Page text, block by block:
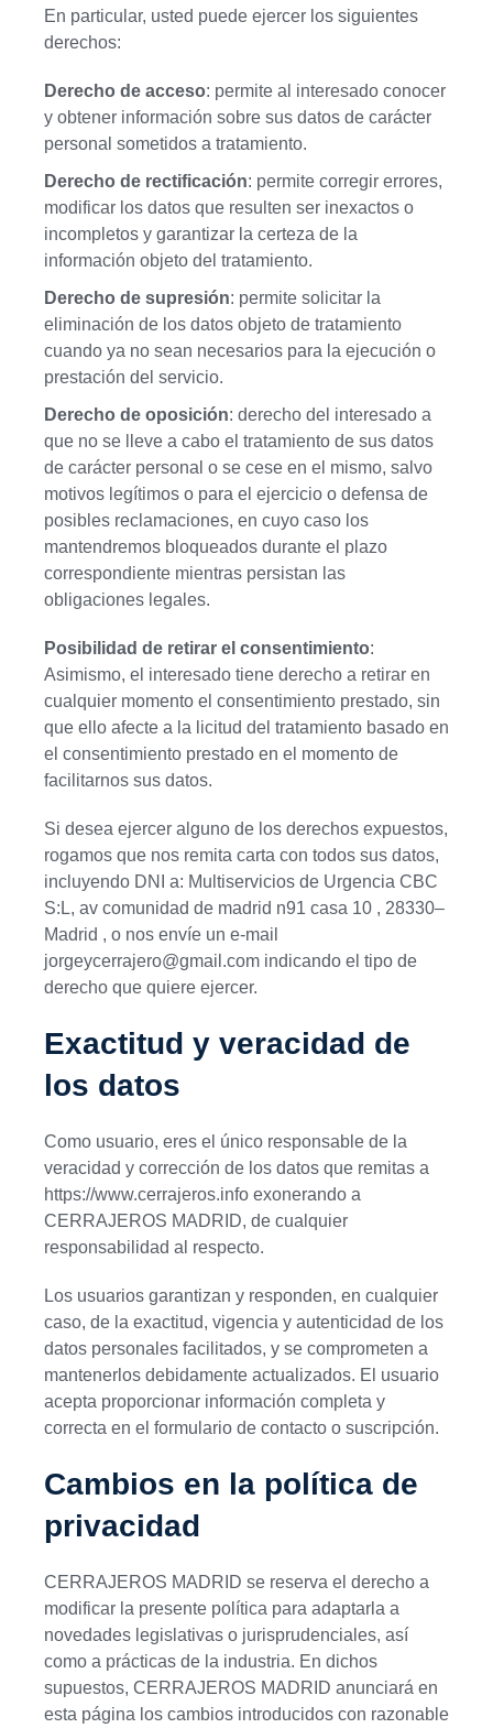
En particular, usted puede ejercer los siguientes
derechos:
Derecho de acceso: permite al interesado conocer
y obtener información sobre sus datos de carácter
personal sometidos a tratamiento.
Derecho de rectificación: permite corregir errores,
modificar los datos que resulten ser inexactos o
incompletos y garantizar la certeza de la
información objeto del tratamiento.
Derecho de supresión: permite solicitar la
eliminación de los datos objeto de tratamiento
cuando ya no sean necesarios para la ejecución o
prestación del servicio.
Derecho de oposición: derecho del interesado a
que no se lleve a cabo el tratamiento de sus datos
de carácter personal o se cese en el mismo, salvo
motivos legítimos o para el ejercicio o defensa de
posibles reclamaciones, en cuyo caso los
mantendremos bloqueados durante el plazo
correspondiente mientras persistan las
obligaciones legales.
Posibilidad de retirar el consentimiento:
Asimismo, el interesado tiene derecho a retirar en
cualquier momento el consentimiento prestado, sin
que ello afecte a la licitud del tratamiento basado en
el consentimiento prestado en el momento de
facilitarnos sus datos.
Si desea ejercer alguno de los derechos expuestos,
rogamos que nos remita carta con todos sus datos,
incluyendo DNI a: Multiservicios de Urgencia CBC
S:L, av comunidad de madrid n91 casa 10 , 28330–
Madrid , o nos envíe un e-mail
jorgeycerrajero@gmail.com indicando el tipo de
derecho que quiere ejercer.
Exactitud y veracidad de
los datos
Como usuario, eres el único responsable de la
veracidad y corrección de los datos que remitas a
https://www.cerrajeros.info exonerando a
CERRAJEROS MADRID, de cualquier
responsabilidad al respecto.
Los usuarios garantizan y responden, en cualquier
caso, de la exactitud, vigencia y autenticidad de los
datos personales facilitados, y se comprometen a
mantenerlos debidamente actualizados. El usuario
acepta proporcionar información completa y
correcta en el formulario de contacto o suscripción.
Cambios en la política de
privacidad
CERRAJEROS MADRID se reserva el derecho a
modificar la presente política para adaptarla a
novedades legislativas o jurisprudenciales, así
como a prácticas de la industria. En dichos
supuestos, CERRAJEROS MADRID anunciará en
esta página los cambios introducidos con razonable